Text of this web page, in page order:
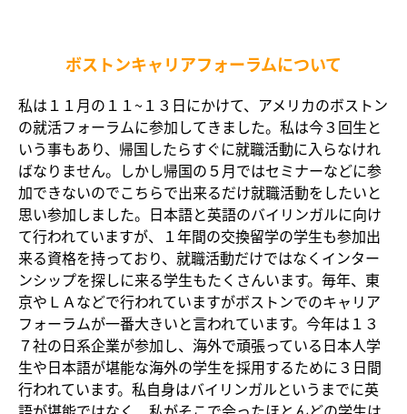
ボストンキャリアフォーラムについて
私は１１月の１１~１３日にかけて、アメリカのボストン
の就活フォーラムに参加してきました。私は今３回生と
いう事もあり、帰国したらすぐに就職活動に入らなけれ
ばなりません。しかし帰国の５月ではセミナーなどに参
加できないのでこちらで出来るだけ就職活動をしたいと
思い参加しました。日本語と英語のバイリンガルに向け
て行われていますが、１年間の交換留学の学生も参加出
来る資格を持っており、就職活動だけではなくインター
ンシップを探しに来る学生もたくさんいます。毎年、東
京やＬＡなどで行われていますがボストンでのキャリア
フォーラムが一番大きいと言われています。今年は１３
７社の日系企業が参加し、海外で頑張っている日本人学
生や日本語が堪能な海外の学生を採用するために３日間
行われています。私自身はバイリンガルというまでに英